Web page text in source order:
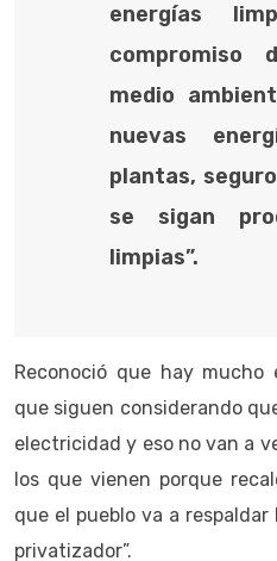
energías
compromiso
medio
nuevas
plantas,
se sigan
limpias”.
Reconoció que hay
que siguen considerando
electricidad y eso no van a
los que vienen porque
que el pueblo va a
privatizador”.